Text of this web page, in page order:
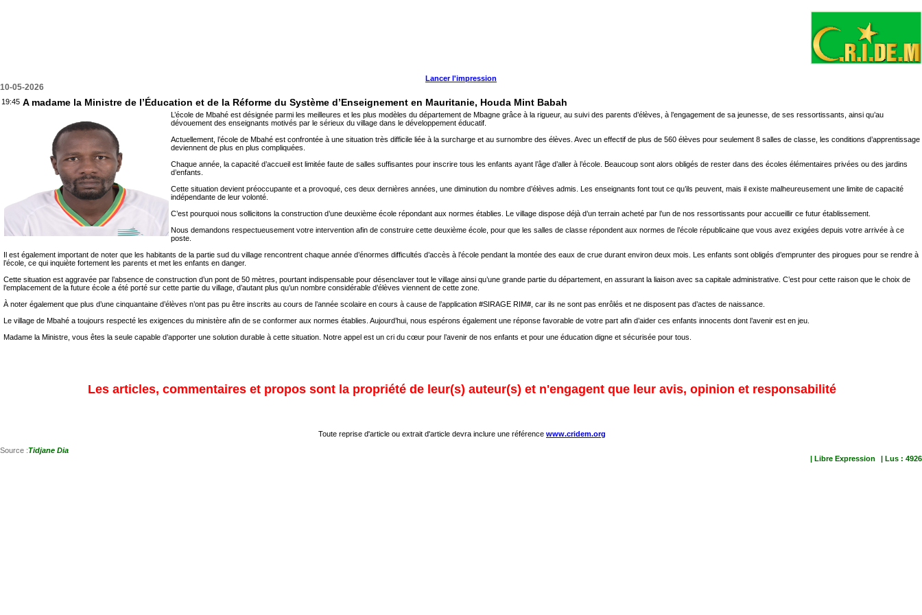
Lancer l'impression
10-05-2026
19:45 A madame la Ministre de l’Éducation et de la Réforme du Système d’Enseignement en Mauritanie, Houda Mint Babah
L’école de Mbahé est désignée parmi les meilleures et les plus modèles du département de Mbagne grâce à la rigueur, au suivi des parents d’élèves, à l’engagement de sa jeunesse, de ses ressortissants, ainsi qu’au
dévouement des enseignants motivés par le sérieux du village dans le développement éducatif.
Actuellement, l’école de Mbahé est confrontée à une situation très difficile liée à la surcharge et au surnombre des élèves. Avec un effectif de plus de 560 élèves pour seulement 8 salles de classe, les conditions d’apprentissage
deviennent de plus en plus compliquées.
Chaque année, la capacité d’accueil est limitée faute de salles suffisantes pour inscrire tous les enfants ayant l’âge d’aller à l’école. Beaucoup sont alors obligés de rester dans des écoles élémentaires privées ou des jardins
d’enfants.
Cette situation devient préoccupante et a provoqué, ces deux dernières années, une diminution du nombre d’élèves admis. Les enseignants font tout ce qu’ils peuvent, mais il existe malheureusement une limite de capacité
indépendante de leur volonté.
C’est pourquoi nous sollicitons la construction d’une deuxième école répondant aux normes établies. Le village dispose déjà d’un terrain acheté par l’un de nos ressortissants pour accueillir ce futur établissement.
Nous demandons respectueusement votre intervention afin de construire cette deuxième école, pour que les salles de classe répondent aux normes de l’école républicaine que vous avez exigées depuis votre arrivée à ce
poste.
Il est également important de noter que les habitants de la partie sud du village rencontrent chaque année d’énormes difficultés d’accès à l’école pendant la montée des eaux de crue durant environ deux mois. Les enfants sont obligés d’emprunter des pirogues pour se rendre à
l’école, ce qui inquiète fortement les parents et met les enfants en danger.
Cette situation est aggravée par l’absence de construction d’un pont de 50 mètres, pourtant indispensable pour désenclaver tout le village ainsi qu’une grande partie du département, en assurant la liaison avec sa capitale administrative. C’est pour cette raison que le choix de
l’emplacement de la future école a été porté sur cette partie du village, d’autant plus qu’un nombre considérable d’élèves viennent de cette zone.
À noter également que plus d’une cinquantaine d’élèves n’ont pas pu être inscrits au cours de l’année scolaire en cours à cause de l’application #SIRAGE RIM#, car ils ne sont pas enrôlés et ne disposent pas d’actes de naissance.
Le village de Mbahé a toujours respecté les exigences du ministère afin de se conformer aux normes établies. Aujourd’hui, nous espérons également une réponse favorable de votre part afin d’aider ces enfants innocents dont l’avenir est en jeu.
Madame la Ministre, vous êtes la seule capable d’apporter une solution durable à cette situation. Notre appel est un cri du cœur pour l’avenir de nos enfants et pour une éducation digne et sécurisée pour tous.
Les articles, commentaires et propos sont la propriété de leur(s) auteur(s) et n'engagent que leur avis, opinion et responsabilité
Toute reprise d'article ou extrait d'article devra inclure une référence www.cridem.org
Source :Tidjane Dia
| Libre Expression
| Lus : 4926